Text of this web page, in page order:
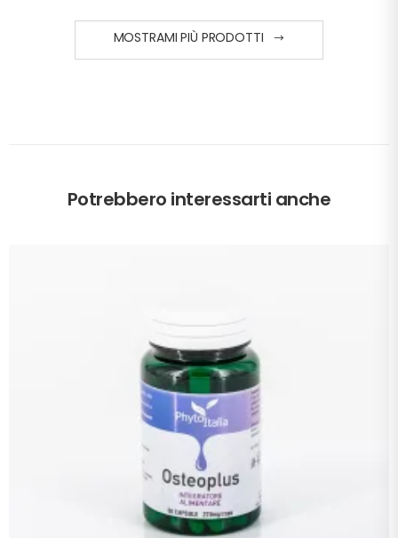
MOSTRAMI PIÙ PRODOTTI
Potrebbero interessarti anche